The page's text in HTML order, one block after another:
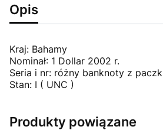
Opis
Kraj: Bahamy
Nominał: 1 Dollar 2002 r.
Seria i nr: różny banknoty z
Stan: I ( UNC )
Produkty powiązane